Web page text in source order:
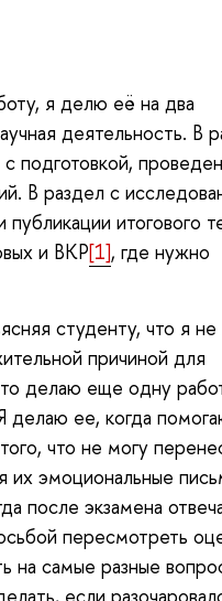
я делю её на два
деятельность. В
подготовкой,
В раздел с
итогового
и ВКР[1], где нужно
студенту, что я
причиной для
делаю еще одну
делаю ее, когда
что не могу
их эмоциональные
после экзамена
пересмотреть
на самые разные